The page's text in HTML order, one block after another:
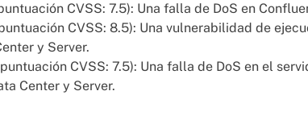
CVSS: 7.5): Una falla de DoS en
CVSS: 8.5): Una vulnerabilidad de
y Server.
CVSS: 7.5): Una falla de DoS en el
Center y Server.